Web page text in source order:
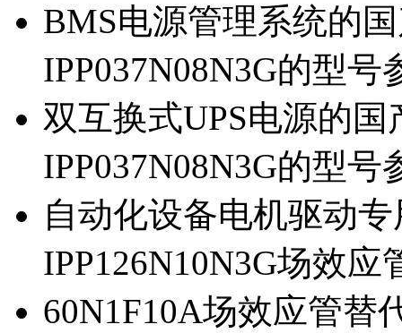
BMS电源管理系统的
IPP037N08N3G的型号
双互换式UPS电源的
IPP037N08N3G的型号
自动化设备电机驱动
IPP126N10N3G场效应
60N1F10A场效应管替